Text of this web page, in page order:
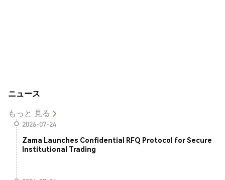
ニュース
もっと 見る
2026-07-24
Zama Launches Confidential RFQ Protocol for Secure
Institutional Trading